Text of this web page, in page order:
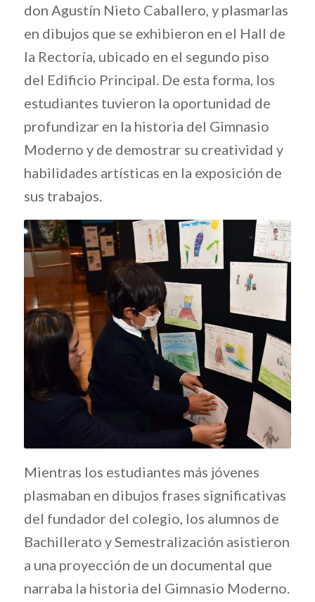
don Agustín Nieto Caballero, y plasmarlas
en dibujos que se exhibieron en el Hall de
la Rectoría, ubicado en el segundo piso
del Edificio Principal. De esta forma, los
estudiantes tuvieron la oportunidad de
profundizar en la historia del Gimnasio
Moderno y de demostrar su creatividad y
habilidades artísticas en la exposición de
sus trabajos.
Mientras los estudiantes más jóvenes
plasmaban en dibujos frases significativas
del fundador del colegio, los alumnos de
Bachillerato y Semestralización asistieron
a una proyección de un documental que
narraba la historia del Gimnasio Moderno.